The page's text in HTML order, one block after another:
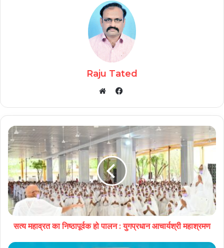
Raju Tated
Facebook
सत्य महाव्रत का निष्ठापूर्वक हो पालन : युगप्रधान आचार्यश्री महाश्रमण